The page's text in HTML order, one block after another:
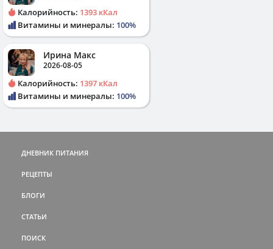
Калорийность: 1393 кКал
Витамины и минералы: 100%
Ирина Макс
2026-08-05
Калорийность: 1397 кКал
Витамины и минералы: 100%
ДНЕВНИК ПИТАНИЯ
РЕЦЕПТЫ
БЛОГИ
СТАТЬИ
ПОИСК